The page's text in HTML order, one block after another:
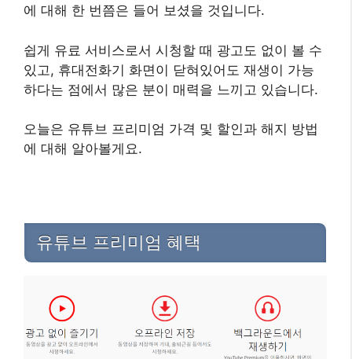
에 대해 한 번쯤은 들어 보셨을 것입니다.
쉽게 유료 서비스로서 시청할 때 광고도 없이 볼 수
있고, 휴대전화기 화면이 닫혀있어도 재생이 가능
하다는 점에서 많은 분이 매력을 느끼고 있습니다.
오늘은 유튜브 프리미엄 가격 및 할인과 해지 방법
에 대해 알아볼게요.
유튜브 프리미엄 혜택